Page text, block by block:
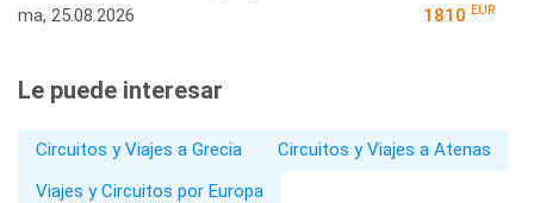
ma, 25.08.2026 1810 EUR
Le puede interesar
Circuitos y Viajes a Grecia
Circuitos y Viajes a Atenas
Viajes y Circuitos por Europa